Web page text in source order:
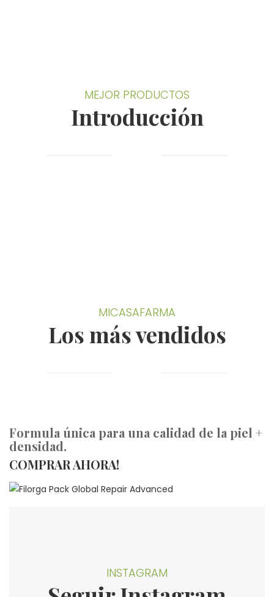
MEJOR PRODUCTOS
Introducción
MICASAFARMA
Los más vendidos
Formula única para una calidad de la piel +
densidad.
COMPRAR AHORA!
INSTAGRAM